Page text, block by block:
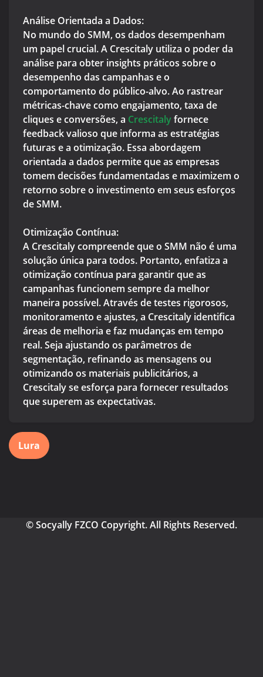
Análise Orientada a Dados:
No mundo do SMM, os dados desempenham
um papel crucial. A Crescitaly utiliza o poder da
análise para obter insights práticos sobre o
desempenho das campanhas e o
comportamento do público-alvo. Ao rastrear
métricas-chave como engajamento, taxa de
cliques e conversões, a Crescitalyfornece
feedback valioso que informa as estratégias
futuras e a otimização. Essa abordagem
orientada a dados permite que as empresas
tomem decisões fundamentadas e maximizem o
retorno sobre o investimento em seus esforços
de SMM.
Otimização Contínua:
A Crescitaly compreende que o SMM não é uma
solução única para todos. Portanto, enfatiza a
otimização contínua para garantir que as
campanhas funcionem sempre da melhor
maneira possível. Através de testes rigorosos,
monitoramento e ajustes, a Crescitaly identifica
áreas de melhoria e faz mudanças em tempo
real. Seja ajustando os parâmetros de
segmentação, refinando as mensagens ou
otimizando os materiais publicitários, a
Crescitaly se esforça para fornecer resultados
que superem as expectativas.
Lura
© Socyally FZCO Copyright. All Rights Reserved.